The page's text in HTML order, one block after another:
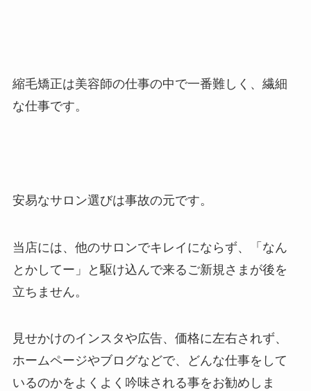
縮毛矯正は美容師の仕事の中で一番難しく、繊細
な仕事です。
安易なサロン選びは事故の元です。
当店には、他のサロンでキレイにならず、「なん
とかしてー」と駆け込んで来るご新規さまが後を
立ちません。
見せかけのインスタや広告、価格に左右されず、
ホームページやブログなどで、どんな仕事をして
いるのかをよくよく吟味される事をお勧めしま